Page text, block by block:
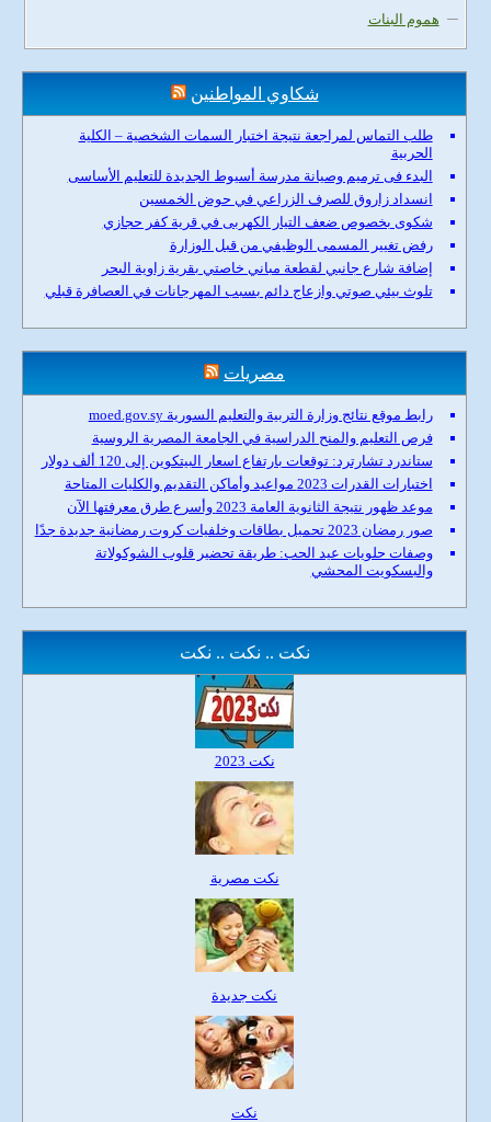
هموم البنات
شكاوي المواطنين
طلب التماس لمراجعة نتيجة اختبار السمات الشخصية – الكلية
الحربية
البدء فى ترميم وصيانة مدرسة أسيوط الجديدة للتعليم الأساسى
انسداد زاروق للصرف الزراعي في حوض الخمسين
شكوى بخصوص ضعف التيار الكهربى في قرية كفر حجازي
رفض تغيير المسمى الوظيفي من قبل الوزارة
إضافة شارع جانبي لقطعة مباني خاصتي بقرية زاوية البحر
تلوث بيئي صوتي وازعاج دائم بسبب المهرجانات في العصافرة قبلي
مصريات
رابط موقع نتائج وزارة التربية والتعليم السورية moed.gov.sy
فرص التعليم والمنح الدراسية في الجامعة المصرية الروسية
ستاندرد تشارترد: توقعات بارتفاع اسعار البيتكوين إلى 120 ألف دولار
اختبارات القدرات 2023 مواعيد وأماكن التقديم والكليات المتاحة
موعد ظهور نتيجة الثانوية العامة 2023 وأسرع طرق معرفتها الآن
صور رمضان 2023 تحميل بطاقات وخلفيات كروت رمضانية جديدة جدًا
وصفات حلويات عيد الحب: طريقة تحضير قلوب الشوكولاتة
والبسكويت المحشي
نكت .. نكت .. نكت
نكت 2023
نكت مصرية
نكت جديدة
نكت